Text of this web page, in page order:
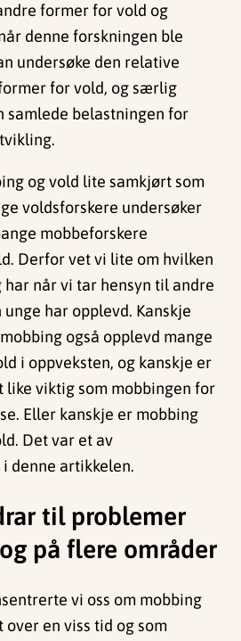
former for vold og
denne forskningen ble
undersøke den relative
for vold, og særlig
samlede belastningen for
og vold lite samkjørt som
voldsforskere undersøker
mobbeforskere
Derfor vet vi lite om hvilken
når vi tar hensyn til andre
har opplevd. Kanskje
også opplevd mange
i oppveksten, og kanskje er
like viktig som mobbingen for
Eller kanskje er mobbing
Det var et av
denne artikkelen.
til problemer
på flere områder
vi oss om mobbing
en viss tid og som